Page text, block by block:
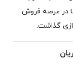
در عرصه فروش
گذاشت.